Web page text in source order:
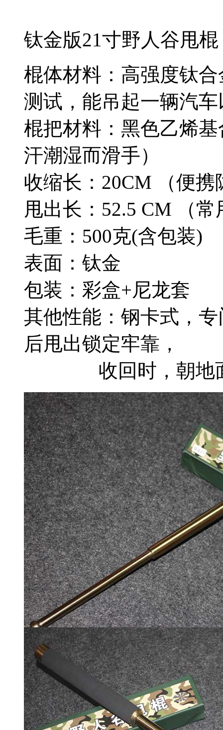
钛金版21寸野人谷甩棍
棍体材料：高强度钛
测试，能吊起一辆汽
棍把材料：黑色乙烯
汗潮湿而滑手）
收缩长：20CM （便携
甩出长：52.5 CM （常
毛重：500克(含包装)
表面：钛金
包装：彩盒+尼龙套
其他性能：钢卡式，
后甩出锁定牢靠，
收回时，朝地面